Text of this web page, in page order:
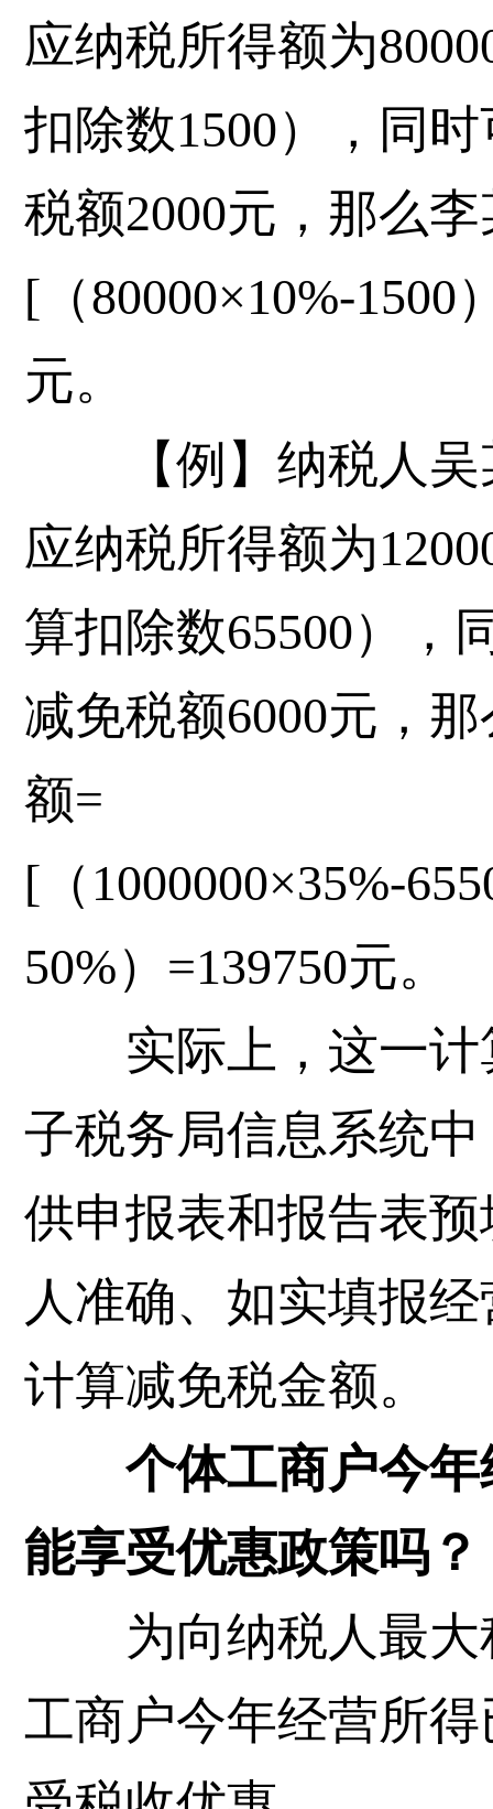
应纳税所得额为
扣除数1500），同
税额2000元，那么
[（80000×10%-1500
元。
【例】纳税人吴
应纳税所得额为
算扣除数65500），
减免税额6000元，
额=
[（1000000×35%-
50%）=139750元。
实际上，这一计
子税务局信息系统
供申报表和报告表
人准确、如实填报
计算减免税金额。
个体工商户今年
能享受优惠政策吗？
为向纳税人最大
工商户今年经营所